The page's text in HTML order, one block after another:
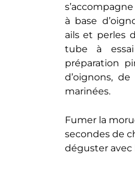
à base
ails et perles
tube à
préparation
d’oignons,
marinées.
Fumer la
secondes de
déguster avec